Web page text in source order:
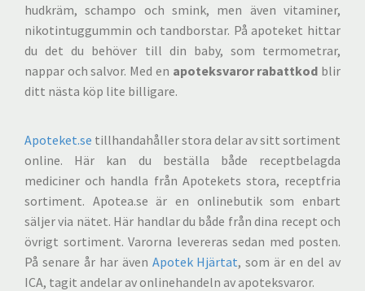
hudkräm, schampo och smink, men även vitaminer,
nikotintuggummin och tandborstar. På apoteket hittar
du det du behöver till din baby, som termometrar,
nappar och salvor. Med en apoteksvaror rabattkod blir
ditt nästa köp lite billigare.
Apoteket.se tillhandahåller stora delar av sitt sortiment
online. Här kan du beställa både receptbelagda
mediciner och handla från Apotekets stora, receptfria
sortiment. Apotea.se är en onlinebutik som enbart
säljer via nätet. Här handlar du både från dina recept och
övrigt sortiment. Varorna levereras sedan med posten.
På senare år har även Apotek Hjärtat, som är en del av
ICA, tagit andelar av onlinehandeln av apoteksvaror.